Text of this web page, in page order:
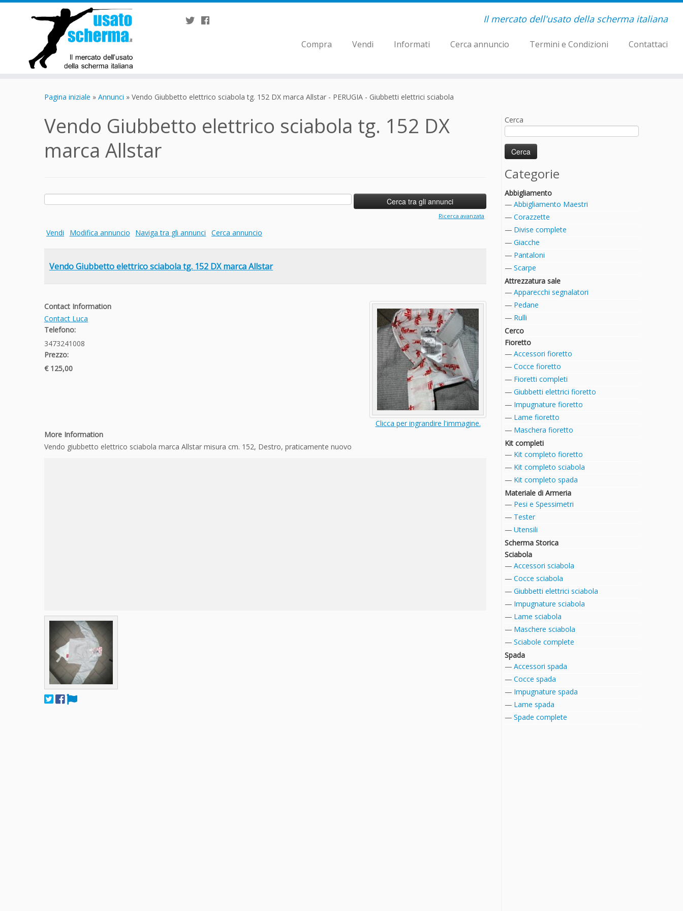
Il mercato dell'usato della scherma italiana
Compra Vendi Informati Cerca annuncio Termini e Condizioni Contattaci
Pagina iniziale » Annunci » Vendo Giubbetto elettrico sciabola tg. 152 DX marca Allstar - PERUGIA - Giubbetti elettrici sciabola
Vendo Giubbetto elettrico sciabola tg. 152 DX
marca Allstar
Ricerca
Ricerca avanzata
Vendi Modifica annuncio Naviga tra gli annunci Cerca annuncio
Vendo Giubbetto elettrico sciabola tg. 152 DX marca Allstar
Clicca per ingrandire l'immagine.
Contact Information
Contact Luca
Telefono:
3473241008
Prezzo:
€ 125,00
More Information
Vendo giubbetto elettrico sciabola marca Allstar misura cm. 152, Destro, praticamente nuovo
Cerca
Categorie
Abbigliamento
Abbigliamento Maestri
Corazzette
Divise complete
Giacche
Pantaloni
Scarpe
Attrezzatura sale
Apparecchi segnalatori
Pedane
Rulli
Cerco
Fioretto
Accessori fioretto
Cocce fioretto
Fioretti completi
Giubbetti elettrici fioretto
Impugnature fioretto
Lame fioretto
Maschera fioretto
Kit completi
Kit completo fioretto
Kit completo sciabola
Kit completo spada
Materiale di Armeria
Pesi e Spessimetri
Tester
Utensili
Scherma Storica
Sciabola
Accessori sciabola
Cocce sciabola
Giubbetti elettrici sciabola
Impugnature sciabola
Lame sciabola
Maschere sciabola
Sciabole complete
Spada
Accessori spada
Cocce spada
Impugnature spada
Lame spada
Spade complete